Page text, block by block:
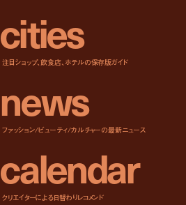
cities
注目ショップ、飲食店、ホテルの保存版ガイド
news
ファッション/ビューティ/カルチャーの最新ニュース
calendar
クリエイターによる日替わりレコメンド